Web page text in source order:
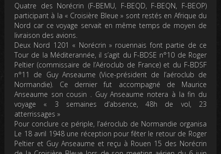
Quatre des Norécrin (F-BEMU, F-BEQD, F-BEQN, F-BEOP)
participant à la « Croisière Bleue » sont restés en Afrique du
Nord car ce voyage servait en même temps de moyen de
livraison des avions.
Deux Nord 1201 « Norécrin » rouennais font partie de ce
Tour de la Méditerannée, il s’agit du F-BDSE n°10 de Roger
Peltier (commissaire de l’Aéroclub de France) et du F-BDSF
n°11 de Guy Anseaume (Vice-président de l’aéroclub de
Normandie). Ce dernier fut accompagné de Maurice
Anseaume son cousin . Guy Anseaume notera à la fin du
voyage « 3 semaines d’absence, 48h de vol, 23
atterrissages »
Pour conclure ce périple, l’aéroclub de Normandie organisa
Le 18 avril 1948 une réception pour fêter le retour de Roger
Peltier et Guy Anseaume et reçu à Rouen 15 des Norécrin